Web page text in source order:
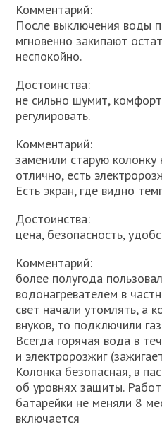
Комментарий:
После выключения воды
мгновенно закипают
неспокойно.
Достоинства:
не сильно шумит,
регулировать.
Комментарий:
заменили старую колонку
отлично, есть
Есть экран, где видно
Достоинства:
цена, безопасность,
Комментарий:
более полугода
водонагревателем в
свет начали утомлять, а
внуков, то подключили
Всегда горячая вода в
и электророзжиг
Колонка безопасная, в
об уровнях защиты.
батарейки не меняли 8
включается